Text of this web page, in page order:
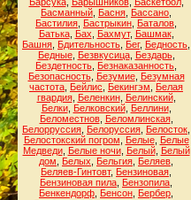
Басманный Басня Бассано
Бастилия Бастрыкин Баталов
Батька, Бах Бахмут, Башмак,
Башня Бдительность Бег, Бедность
Бедные, Безвкусица, Бездарь,
Бездетность Безнаказанность
Безопасность, Безумие, Безумная
частота Бейлис Бекингэм
Белая
гвардия, Беленкин, Белинский,
Белки, Белковский, Беллини,
Беломестнов, Беломлинская,
Белорруссия Белоруссия Белосток
Белостокский погром
Белые, Белые
Медведи, Белые ночи, Белый, Белый
дом
Белых Бельгия Беляев
Беляев-Гинтовт, Бензиновая
Бензиновая пила Бензопила
Бенкендорф Бенсон Бербер